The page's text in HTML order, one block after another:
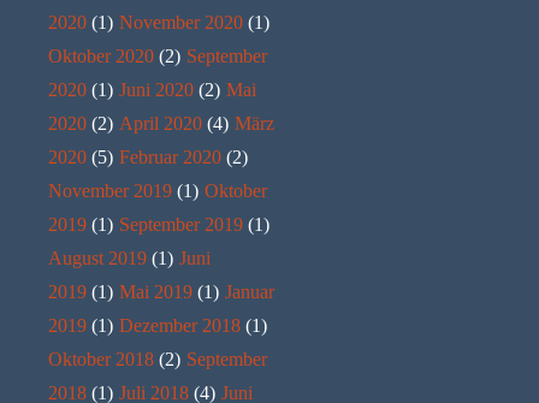
2020 (1) November 2020 (1)
Oktober 2020 (2) September
2020 (1) Juni 2020 (2) Mai
2020 (2) April 2020 (4) März
2020 (5) Februar 2020 (2)
November 2019 (1) Oktober
2019 (1) September 2019 (1)
August 2019 (1) Juni
2019 (1) Mai 2019 (1) Januar
2019 (1) Dezember 2018 (1)
Oktober 2018 (2) September
2018 (1) Juli 2018 (4) Juni